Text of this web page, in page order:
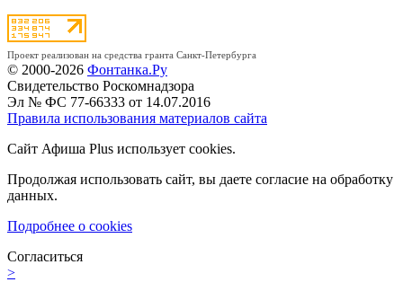
Проект реализован на средства гранта Санкт-Петербурга
© 2000-2026 Фонтанка.Ру
Свидетельство Роскомнадзора
Эл № ФС 77-66333 от 14.07.2016
Правила использования материалов сайта
Сайт Афиша Plus использует cookies.
Продолжая использовать сайт, вы даете согласие на обработку
данных.
Подробнее о cookies
Согласиться
>